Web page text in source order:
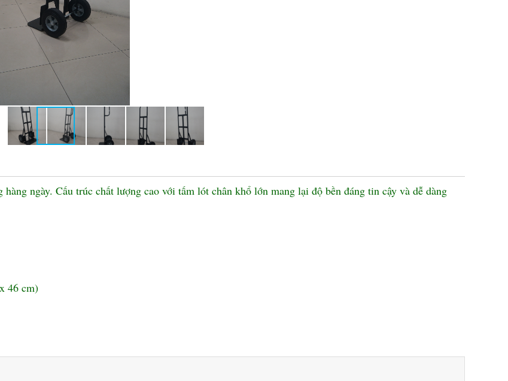
ngày. Cấu trúc chất lượng cao với tấm lót chân khổ lớn mang lại độ bền đáng tin cậy và dễ dàng
46 cm)